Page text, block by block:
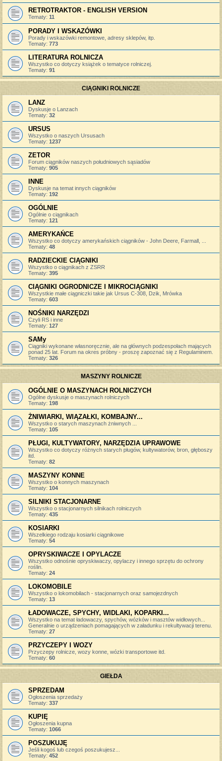
RETROTRAKTOR - ENGLISH VERSION
Tematy: 11
PORADY I WSKAZÓWKI
Porady i wskazówki remontowe, adresy sklepów, itp.
Tematy: 773
LITERATURA ROLNICZA
Wszystko co dotyczy książek o tematyce rolniczej.
Tematy: 91
CIĄGNIKI ROLNICZE
LANZ
Dyskusje o Lanzach
Tematy: 32
URSUS
Wszystko o naszych Ursusach
Tematy: 1237
ZETOR
Forum ciągników naszych południowych sąsiadów
Tematy: 905
INNE
Dyskusje na temat innych ciągników
Tematy: 192
OGÓLNIE
Ogólnie o ciągnikach
Tematy: 121
AMERYKAŃCE
Wszystko co dotyczy amerykańskich ciągników - John Deere, Farmall, ...
Tematy: 48
RADZIECKIE CIĄGNIKI
Wszystko o ciągnikach z ZSRR
Tematy: 395
CIĄGNIKI OGRODNICZE I MIKROCIĄGNIKI
Wszystkie małe ciągniczki takie jak Ursus C-308, Dzik, Mrówka
Tematy: 603
NOŚNIKI NARZĘDZI
Czyli RS i inne
Tematy: 127
SAMy
Ciągniki wykonane własnoręcznie, ale na głównych podzespołach mających
ponad 25 lat. Forum na okres próbny - proszę zapoznać się z Regulaminem.
Tematy: 326
MASZYNY ROLNICZE
OGÓLNIE O MASZYNACH ROLNICZYCH
Ogólne dyskusje o maszynach rolniczych
Tematy: 198
ŻNIWIARKI, WIĄZAŁKI, KOMBAJNY...
Wszystko o starych maszynach żniwnych ...
Tematy: 105
PŁUGI, KULTYWATORY, NARZĘDZIA UPRAWOWE
Wszystko co dotyczy różnych starych pługów, kultywatorów, bron, głęboszy
itd.
Tematy: 82
MASZYNY KONNE
Wszystko o konnych maszynach
Tematy: 104
SILNIKI STACJONARNE
Wszystko o stacjonarnych silnikach rolniczych
Tematy: 435
KOSIARKI
Wszelkiego rodzaju kosiarki ciągnikowe
Tematy: 54
OPRYSKIWACZE I OPYLACZE
Wszystko odnośnie opryskiwaczy, opylaczy i innego sprzętu do ochrony
roślin.
Tematy: 24
LOKOMOBILE
Wszystko o lokomobilach - stacjonarnych oraz samojezdnych
Tematy: 13
ŁADOWACZE, SPYCHY, WIDLAKI, KOPARKI...
Wszystko na temat ładowaczy, spychów, wózków i masztów widłowych...
Generalnie o urządzeniach pomagających w załadunku i rekultywacji terenu.
Tematy: 27
PRZYCZEPY I WOZY
Przyczepy rolnicze, wozy konne, wózki transportowe itd.
Tematy: 60
GIEŁDA
SPRZEDAM
Ogłoszenia sprzedaży
Tematy: 337
KUPIĘ
Ogłoszenia kupna
Tematy: 1066
POSZUKUJĘ
Jeśli kogoś lub czegoś poszukujesz...
Tematy: 452